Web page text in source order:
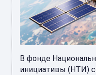
В фонде
инициативы (НТИ)